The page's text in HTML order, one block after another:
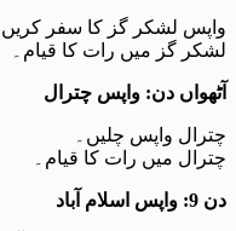
واپس لشکر گز کا سفر کریں۔
لشکر گز میں رات کا قیام۔
آٹھواں دن: واپس چترال
چترال واپس چلیں۔
چترال میں رات کا قیام۔
دن 9: واپس اسلام آباد